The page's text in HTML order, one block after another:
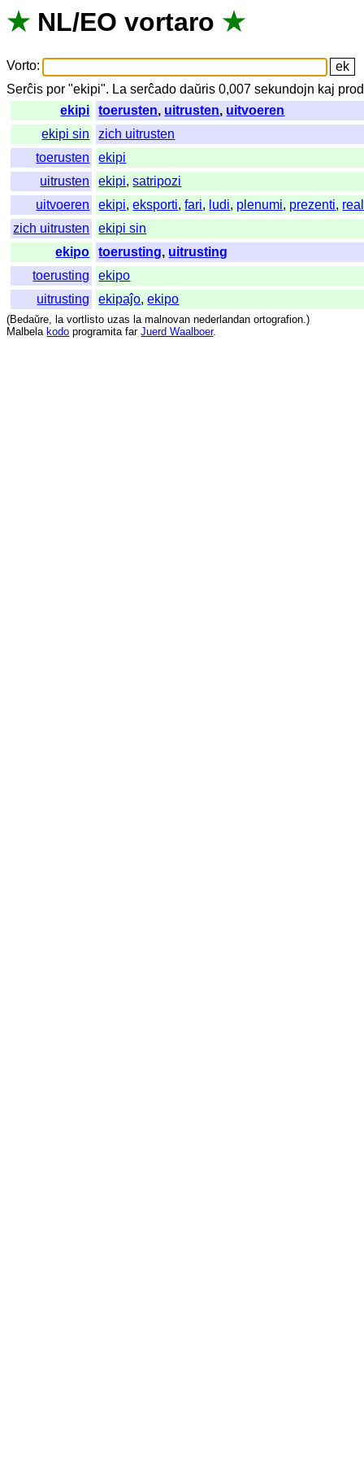
★ NL/EO vortaro ★
Vorto:
Serĉis por "ekipi". La serĉado daŭris 0,007sekundojn kaj
ekipi
toerusten, uitrusten, uitvoeren
ekipi sin
zich uitrusten
toerusten
ekipi
uitrusten
ekipi,satripozi
uitvoeren
ekipi,eksporti,fari, ludi, plenumi, prezenti,
zich uitrusten
ekipi sin
ekipo
toerusting, uitrusting
toerusting
ekipo
uitrusting
ekipaĵo,ekipo
(Bedaŭre, la vortlisto uzas la malnovan nederlandan ortografion.)
Malbela kodo programita far Juerd Waalboer.